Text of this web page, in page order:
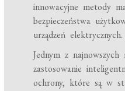
innowacyjne metody
bezpieczeństwa
urządzeń elektrycznych.
Jednym z najnowszych
zastosowanie
ochrony, które są w